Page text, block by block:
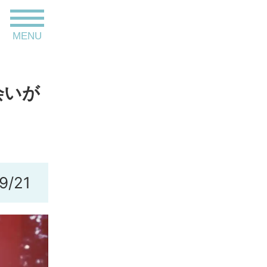
toggle
MENU
いが
21